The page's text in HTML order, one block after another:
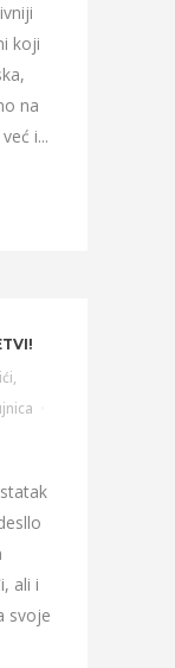
koji
na
i...
,
ali i
svoje